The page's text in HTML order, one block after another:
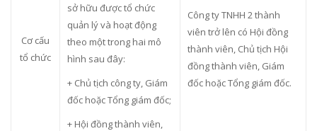
Cơ cấu
tổ chức
sở hữu được tổ chức
quản lý và hoạt động
theo một trong hai mô
hình sau đây:
+ Chủ tịch công ty, Giám
đốc hoặc Tổng giám đốc;
+ Hội đồng thành viên,
Công ty TNHH 2 thành
viên trở lên có Hội đồng
thành viên, Chủ tịch Hội
đồng thành viên, Giám
đốc hoặc Tổng giám đốc.